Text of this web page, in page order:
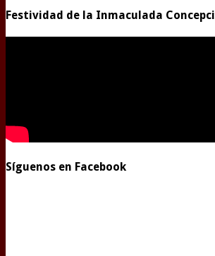
Festividad de la Inmaculada
Síguenos en Facebook